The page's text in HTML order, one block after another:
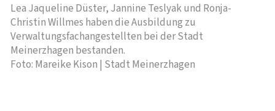
Lea Jaqueline Düster, Jannine Teslyak und Ronja-
Christin Willmes haben die Ausbildung zu
Verwaltungsfachangestellten bei der Stadt
Meinerzhagen bestanden.
Foto: Mareike Kison | Stadt Meinerzhagen